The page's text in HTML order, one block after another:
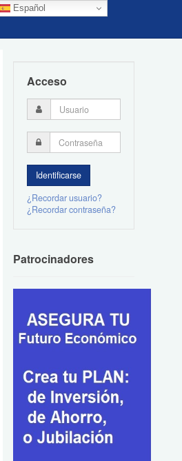
Español
Acceso
¿Recordar usuario?
¿Recordar contraseña?
Patrocinadores